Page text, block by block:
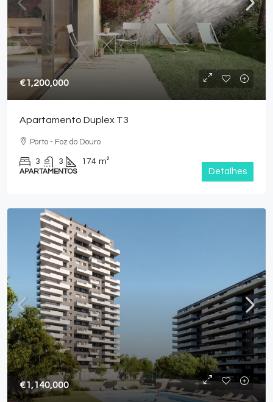
€1,200,000
Apartamento Duplex T3
Porto - Foz do Douro
3 3 174 m²
APARTAMENTOS Detalhes
€1,140,000